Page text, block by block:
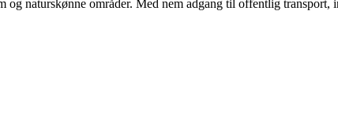
naturskønne områder. Med nem adgang til offentlig